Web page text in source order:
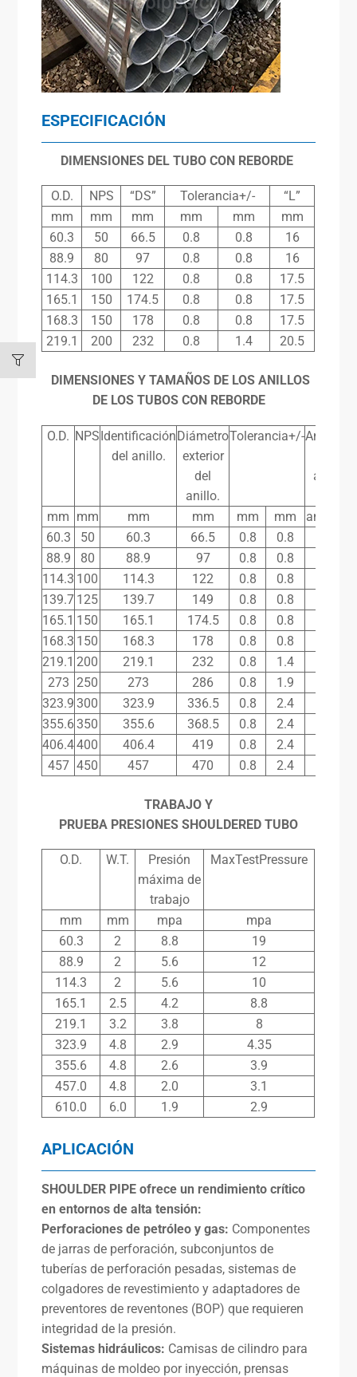
ESPECIFICACIÓN
DIMENSIONES DEL TUBO CON REBORDE
O.D. NPS “DS” Tolerancia+/-
“L”
mm
mm mm mm mm
mm
60.3
50 66.5 0.8 0.8
16
88.9
80 97 0.8 0.8
16
114.3
100 122 0.8 0.8
17.5
165.1
150 174.5 0.8 0.8
17.5
168.3
150 178 0.8 0.8
17.5
219.1
200 232 0.8 1.4 20.5
DIMENSIONES Y TAMAÑOS DE LOS ANILLOS
DE LOS TUBOS CON REBORDE
O.D. NPSIdentificación
del anillo.
Diámetro
exterior
del
anillo.
Tolerancia+/-Anchura
anillo
mm mm mm mm mm mm
anchura
60.3
50 60.3 66.5 0.8 0.8
88.9
80 88.9 97 0.8 0.8
114.3 100 114.3 122 0.8 0.8
139.7 125 139.7 149 0.8 0.8
165.1 150 165.1 174.5 0.8 0.8
168.3 150 168.3 178 0.8 0.8
219.1 200 219.1 232 0.8 1.4
273 250 273 286 0.8 1.9
323.9 300 323.9 336.5 0.8 2.4
355.6350 355.6 368.5 0.8 2.4
406.4400 406.4 419 0.8 2.4
457 450 457 470 0.8 2.4
TRABAJO Y
PRUEBA PRESIONES SHOULDERED TUBO
O.D. W.T.
Presión
máxima de
trabajo
MaxTestPressure
mm mm mpa
mpa
60.3
2 8.8
19
88.9
2 5.6
12
114.3
2 5.6
10
165.1
2.5 4.2
8.8
219.1
3.2 3.8
8
323.9
4.8 2.9
4.35
355.6
4.8 2.6
3.9
457.0
4.8 2.0
3.1
610.0
6.0 1.9 2.9
APLICACIÓN
SHOULDER PIPE ofrece un rendimiento crítico
en entornos de alta tensión:
Perforaciones de petróleo y gas: Componentes
de jarras de perforación, subconjuntos de
tuberías de perforación pesadas, sistemas de
colgadores de revestimiento y adaptadores de
preventores de reventones (BOP) que requieren
integridad de la presión.
Sistemas hidráulicos: Camisas de cilindro para
máquinas de moldeo por inyección, prensas